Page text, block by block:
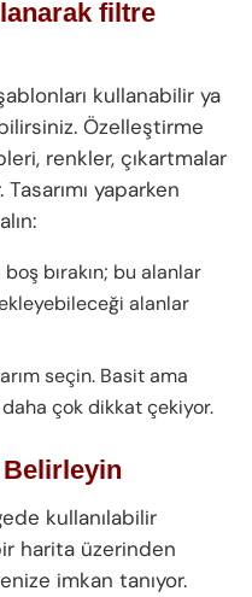
filtre
kullanabilir ya
Özelleştirme
renkler, çıkartmalar
yaparken
bırakın; bu alanlar
alanlar
seçin. Basit ama
çok dikkat çekiyor.
kullanılabilir
harita üzerinden
imkan tanıyor.